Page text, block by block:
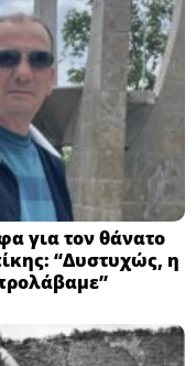
για τον θάνατο
“Δυστυχώς, η